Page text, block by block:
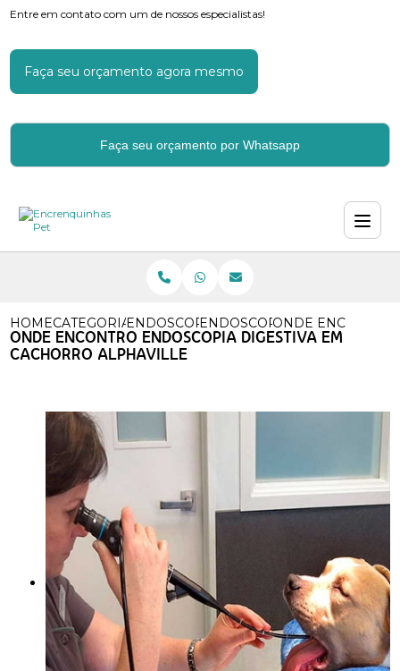
Entre em contato com um de nossos especialistas!
Faça seu orçamento agora mesmo
Faça seu orçamento por Whatsapp
HOMECATEGORIASENDOSCOPIA PARA CACHORROS
ENDOSCOPIA EM CAO
ONDE ENCONTRO
ONDE ENCONTRO ENDOSCOPIA DIGESTIVA EM
CACHORRO ALPHAVILLE